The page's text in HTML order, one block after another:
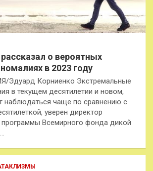
о вероятных
в 2023 году
Эдуард Корниенко Экстремальные
в текущем десятилетии и новом,
наблюдаться чаще по сравнению с
уверен директор
программы Всемирного фонда дикой